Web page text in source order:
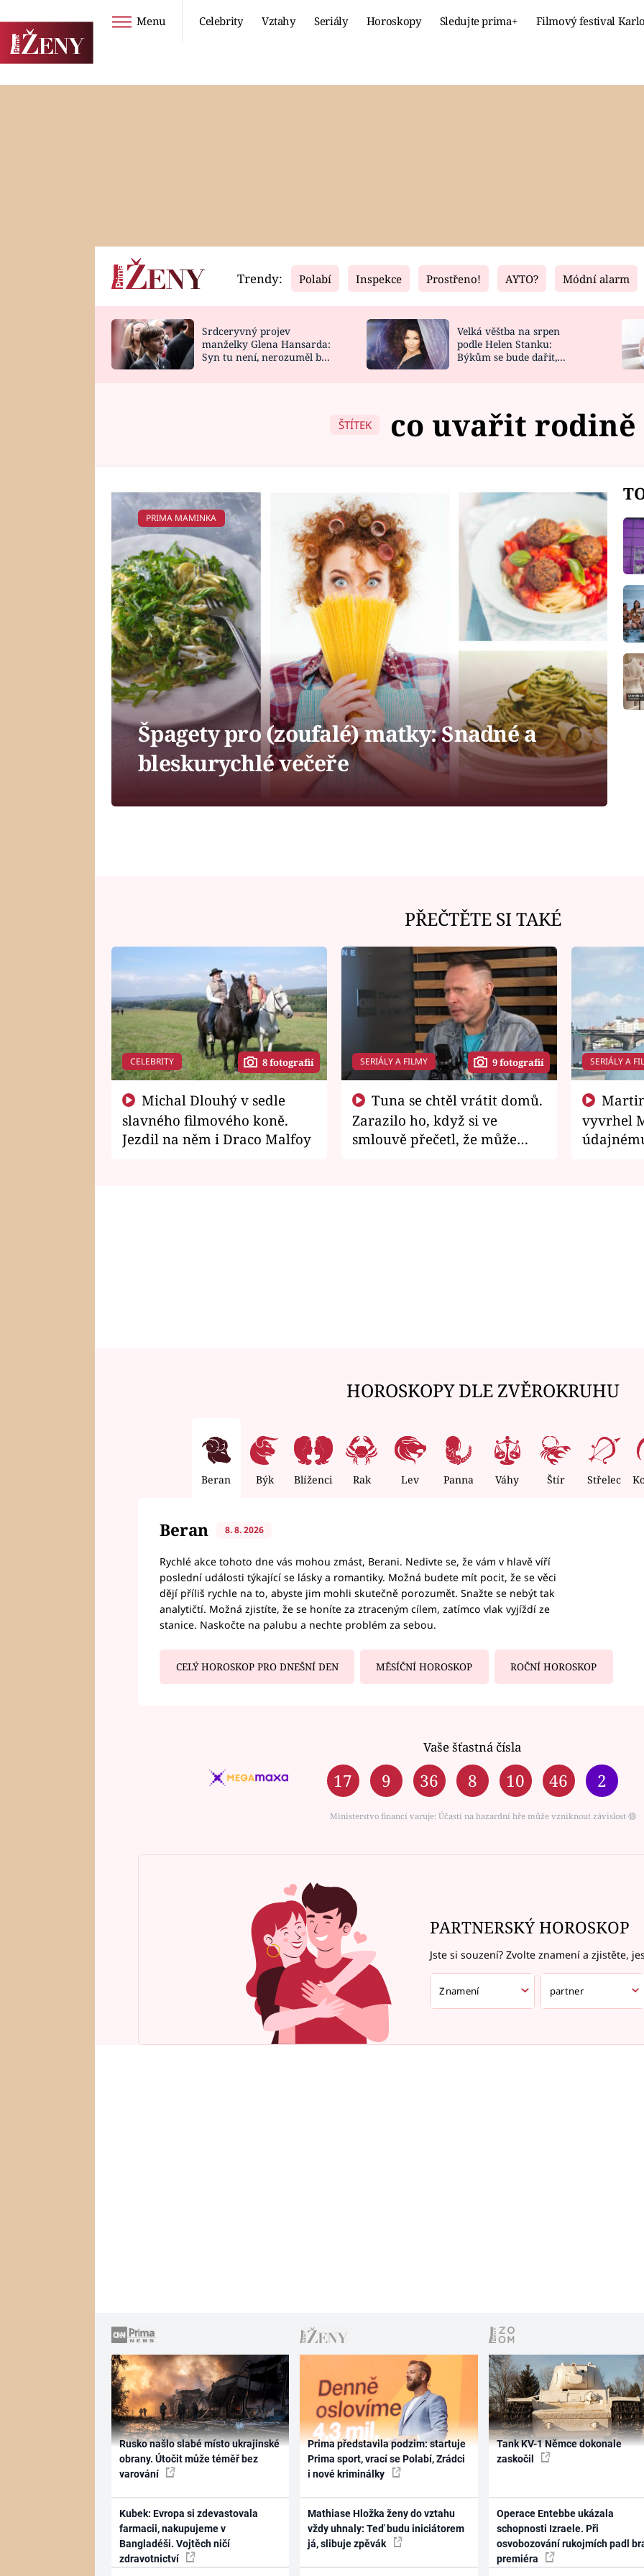
Menu Celebrity Vztahy Seriály Horoskopy Sledujte prima+ Filmový festival
Horoskopy
HOROSKOP NA
Video
CELEBRITY
VAŘENÍ
Fresh
NOVINKY
VIDEORECEPTY
Living
DESIGN
Trendy: Polabí Inspekce Prostřeno! AYTO? Módní alarm
Srdceryvný projev
manželky Glena Hansarda:
Syn tu není, nerozuměl by
Velká věštba na srpen
podle Helen Stanku:
Býkům se bude dařit,
ŠTÍTEK co uvařit rodině
PRIMA MAMINKA
Špagety pro (zoufalé) matky: Snadné a
bleskurychlé večeře
PŘEČTĚTE SI TAKÉ
CELEBRITY 8 fotografií
slavného filmového koně.
Jezdil na něm i Draco Malfoy
SERIÁLY A FILMY 9 fotografií
Zarazilo ho, když si ve
smlouvě přečetl, že může
SERIÁLY A
vyvrhel
HOROSKOPY DLE ZVĚROKRUHU
Beran Býk Blíženci Rak Lev Panna Váhy Štír Střelec
Beran 8. 8. 2026
Rychlé akce tohoto dne vás mohou zmást, Berani. Nedivte se, že vám v hlavě víří
poslední události týkající se lásky a romantiky. Možná budete mít pocit, že se věci
dějí příliš rychle na to, abyste jim mohli skutečně porozumět. Snažte se nebýt tak
analytičtí. Možná zjistíte, že se honíte za ztraceným cílem, zatímco vlak vyjíždí ze
stanice. Naskočte na palubu a nechte problém za sebou.
CELÝ HOROSKOP PRO DNEŠNÍ DEN MĚSÍČNÍ HOROSKOP ROČNÍ HOROSKOP
Vaše šťastná čísla
17 9 36 8 10 46 2
Ministerstvo financí varuje: Účastí na hazardní hře může vzniknout závislost ⑱
PARTNERSKÝ HOROSKOP
Jste si souzení? Zvolte znamení a zjistěte,
Rusko našlo slabé místo ukrajinské
obrany. Útočit může téměř bez
varování
Kubek: Evropa si zdevastovala
farmacii, nakupujeme v
Bangladéši. Vojtěch ničí
zdravotnictví
Prima představila podzim: startuje
Prima sport, vrací se Polabí, Zrádci
i nové kriminálky
Mathiase Hložka ženy do vztahu
vždy uhnaly: Teď budu iniciátorem
já, slibuje zpěvák
Tank KV-1 Němce dokonale
zaskočil
Operace Entebbe ukázala
schopnosti Izraele. Při
osvobozování rukojmích padl
premiéra